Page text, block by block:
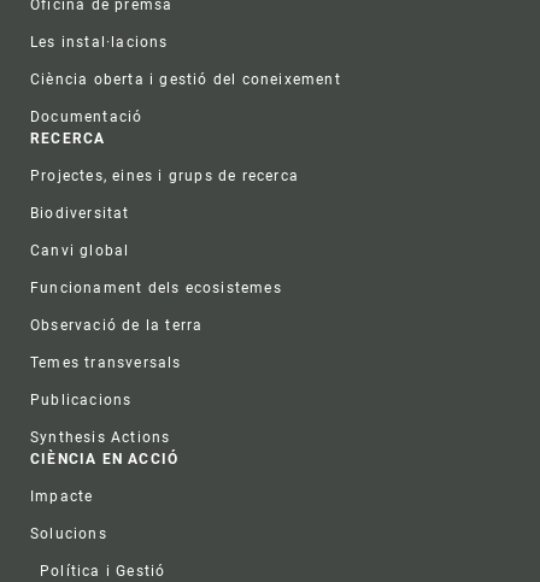
Oficina de premsa
Les instal·lacions
Ciència oberta i gestió del coneixement
Documentació
RECERCA
Projectes, eines i grups de recerca
Biodiversitat
Canvi global
Funcionament dels ecosistemes
Observació de la terra
Temes transversals
Publicacions
Synthesis Actions
CIÈNCIA EN ACCIÓ
Impacte
Solucions
Política i Gestió